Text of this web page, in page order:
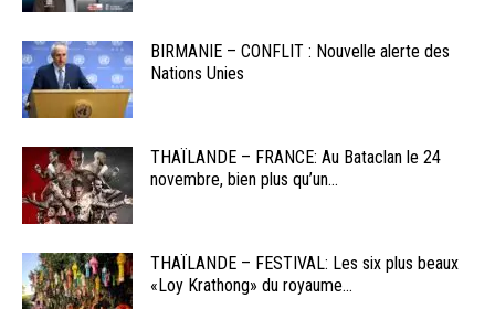
BIRMANIE – CONFLIT : Nouvelle alerte des
Nations Unies
THAÏLANDE – FRANCE: Au Bataclan le 24
novembre, bien plus qu’un...
THAÏLANDE – FESTIVAL: Les six plus beaux
«Loy Krathong» du royaume...